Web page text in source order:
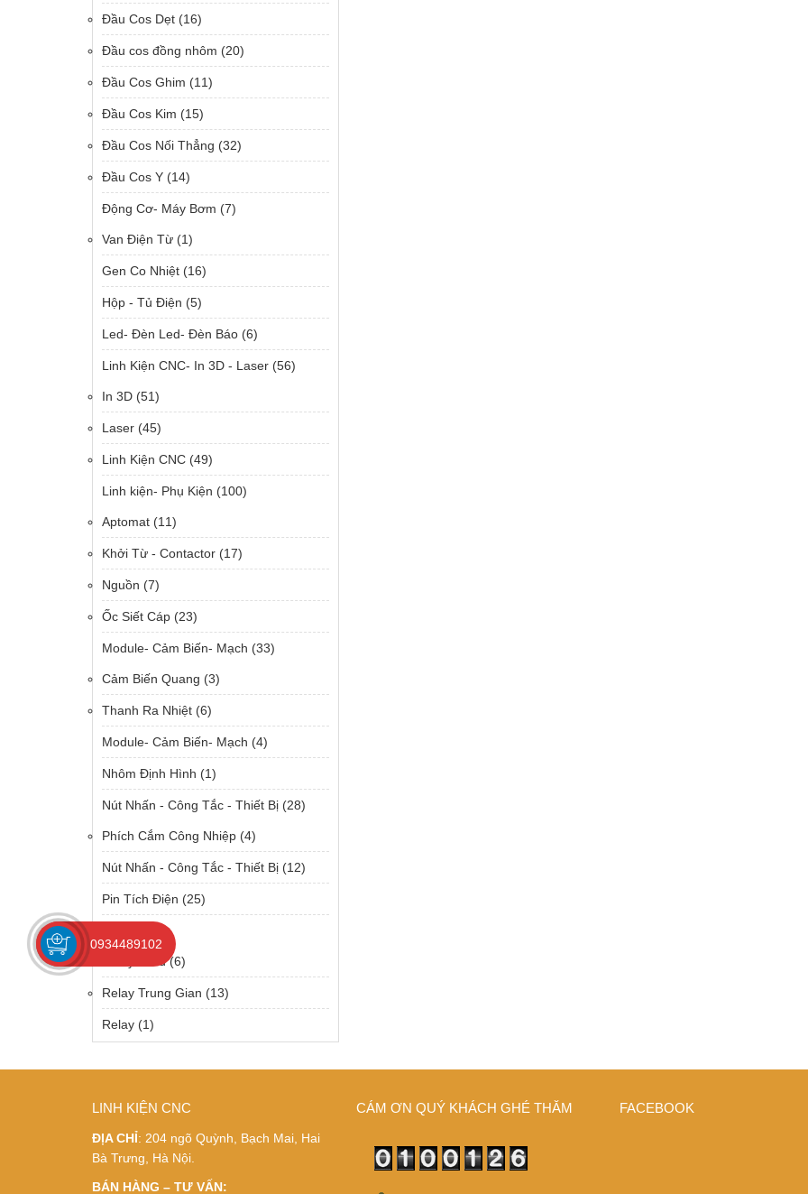
Đầu Cos Dẹt (16)
Đầu cos đồng nhôm (20)
Đầu Cos Ghim (11)
Đầu Cos Kim (15)
Đầu Cos Nối Thẳng (32)
Đầu Cos Y (14)
Động Cơ- Máy Bơm (7)
Van Điện Từ (1)
Gen Co Nhiệt (16)
Hộp - Tủ Điện (5)
Led- Đèn Led- Đèn Báo (6)
Linh Kiện CNC- In 3D - Laser (56)
In 3D (51)
Laser (45)
Linh Kiện CNC (49)
Linh kiện- Phụ Kiện (100)
Aptomat (11)
Khởi Từ - Contactor (17)
Nguồn (7)
Ốc Siết Cáp (23)
Module- Cảm Biến- Mạch (33)
Cảm Biến Quang (3)
Thanh Ra Nhiệt (6)
Module- Cảm Biến- Mạch (4)
Nhôm Định Hình (1)
Nút Nhấn - Công Tắc - Thiết Bị (28)
Phích Cắm Công Nhiệp (4)
Nút Nhấn - Công Tắc - Thiết Bị (12)
Pin Tích Điện (25)
Relay Solid (6)
Relay Trung Gian (13)
Relay (1)
LINH KIỆN CNC
ĐỊA CHỈ: 204 ngõ Quỳnh, Bạch Mai, Hai
Bà Trưng, Hà Nội.
BÁN HÀNG – TƯ VẤN:
CÁM ƠN QUÝ KHÁCH GHÉ THĂM FACEBOOK
0934489102